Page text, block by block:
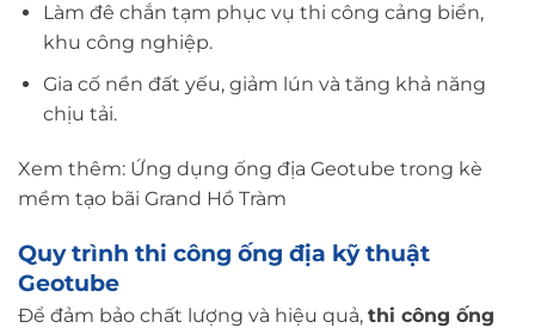
Làm đê chắn tạm phục vụ thi công cảng biển,
khu công nghiệp.
Gia cố nền đất yếu, giảm lún và tăng khả năng
chịu tải.
Xem thêm: Ứng dụng ống địa Geotube trong kè
mềm tạo bãi Grand Hồ Tràm
Quy trình thi công ống địa kỹ thuật
Geotube
Để đảm bảo chất lượng và hiệu quả, thi công ống